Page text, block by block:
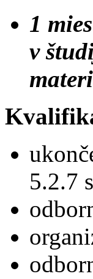
1
v
5.2.7